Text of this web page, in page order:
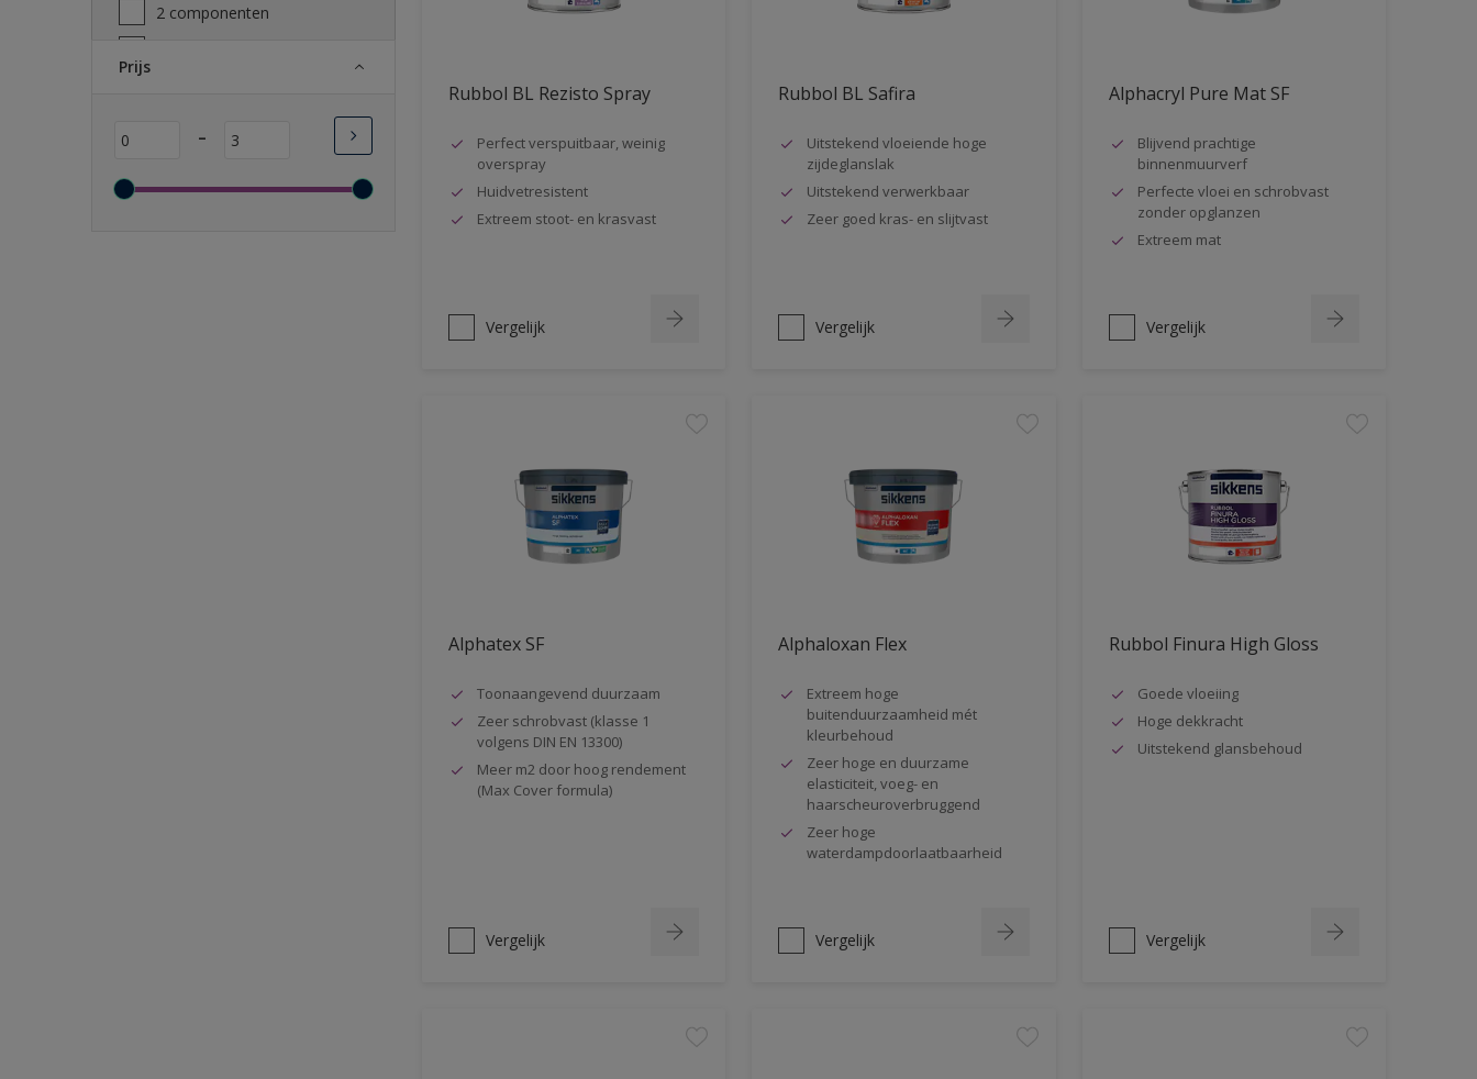
2 componenten
Wasbaar
Sneldrogend
Prijs
-
Rubbol BL Rezisto Spray
Perfect verspuitbaar, weinig
overspray
Huidvetresistent
Extreem stoot- en krasvast
Vergelijk
Rubbol BL Safira
Uitstekend vloeiende hoge
zijdeglanslak
Uitstekend verwerkbaar
Zeer goed kras- en slijtvast
Vergelijk
Alphacryl Pure Mat SF
Blijvend prachtige
binnenmuurverf
Perfecte vloei en schrobvast
zonder opglanzen
Extreem mat
Vergelijk
Alphatex SF
Toonaangevend duurzaam
Zeer schrobvast (klasse 1
volgens DIN EN 13300)
Meer m2 door hoog rendement
(Max Cover formula)
Vergelijk
Alphaloxan Flex
Extreem hoge
buitenduurzaamheid mét
kleurbehoud
Zeer hoge en duurzame
elasticiteit, voeg- en
haarscheuroverbruggend
Zeer hoge
waterdampdoorlaatbaarheid
Vergelijk
Rubbol Finura High Gloss
Goede vloeiing
Hoge dekkracht
Uitstekend glansbehoud
Vergelijk